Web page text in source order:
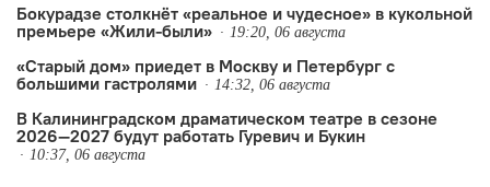
Бокурадзе столкнëт «реальное и чудесное» в кукольной
премьере «Жили-были»
19:20, 06 августа
«Старый дом» приедет в Москву и Петербург с
большими гастролями
14:32, 06 августа
В Калининградском драматическом театре в сезоне
2026—2027 будут работать Гуревич и Букин
10:37, 06 августа